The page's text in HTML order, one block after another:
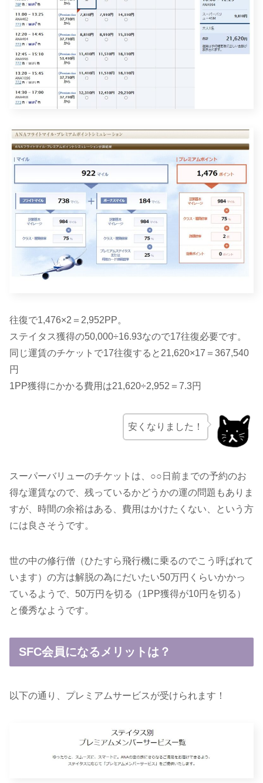
往復で1,476×2＝2,952PP。
ステイタス獲得の50,000÷16.93なので17往復必要です。
同じ運賃のチケットで17往復すると21,620×17＝367,540
円
1PP獲得にかかる費用は21,620÷2,952＝7.3円
安くなりました！
スーパーバリューのチケットは、○○日前までの予約のお
得な運賃なので、残っているかどうかの運の問題もありま
すが、時間の余裕はある、費用はかけたくない、という方
には良さそうです。
世の中の修行僧（ひたすら飛行機に乗るのでこう呼ばれて
います）の方は解脱の為にだいたい50万円くらいかかっ
ているようで、50万円を切る（1PP獲得が10円を切る）
と優秀なようです。
SFC会員になるメリットは？
以下の通り、プレミアムサービスが受けられます！